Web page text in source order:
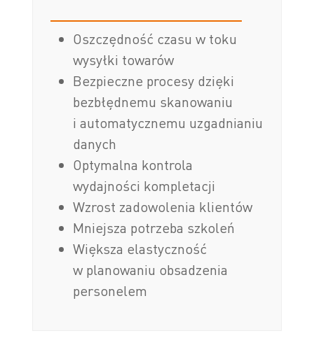
Oszczędność czasu w toku
wysyłki towarów
Bezpieczne procesy dzięki
bezbłędnemu skanowaniu
i automatycznemu uzgadnianiu
danych
Optymalna kontrola
wydajności kompletacji
Wzrost zadowolenia klientów
Mniejsza potrzeba szkoleń
Większa elastyczność
w planowaniu obsadzenia
personelem